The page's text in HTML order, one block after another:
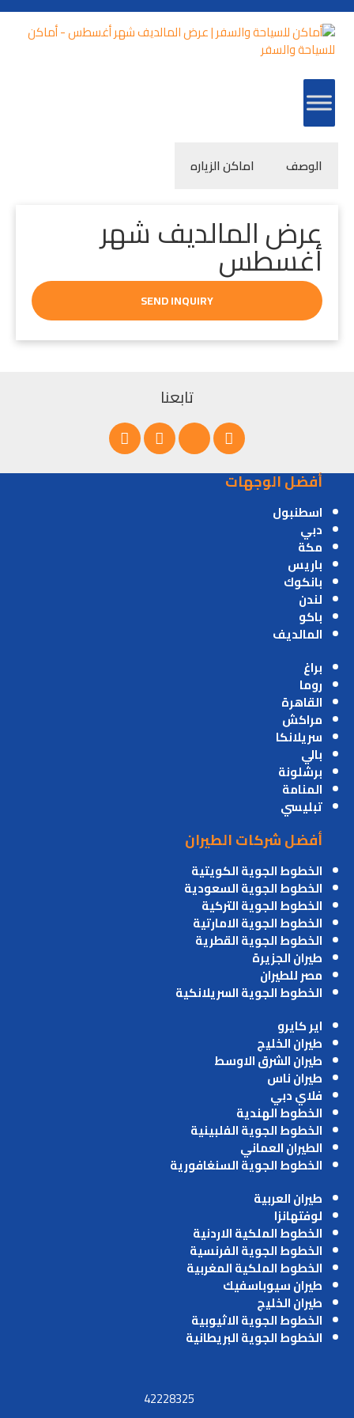
الوصف اماكن الزياره
عرض المالديف شهر
أغسطس
SEND INQUIRY
تابعنا
أفضل الوجهات
اسطنبول
دبي
مكة
باريس
بانكوك
لندن
باكو
المالديف
براغ
روما
القاهرة
مراكش
سريلانكا
بالي
برشلونة
المنامة
تبليسي
أفضل شركات الطيران
الخطوط الجوية الكويتية
الخطوط الجوية السعودية
الخطوط الجوية التركية
الخطوط الجوية الامارتية
الخطوط الجوية القطرية
طيران الجزيرة
مصر للطيران
الخطوط الجوية السريلانكية
اير كايرو
طيران الخليج
طيران الشرق الاوسط
طيران ناس
فلاي دبي
الخطوط الهندية
الخطوط الجوية الفلبينية
الطيران العماني
الخطوط الجوية السنغافورية
طيران العربية
لوفتهانزا
الخطوط الملكية الاردنية
الخطوط الجوية الفرنسية
الخطوط الملكية المغربية
طيران سيوباسفيك
طيران الخليج
الخطوط الجوية الاثيوبية
الخطوط الجوية البريطانية
42228325